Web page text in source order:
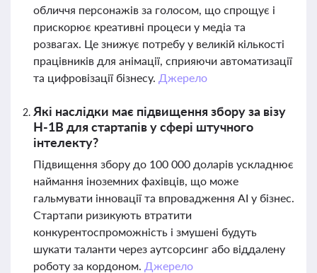
обличчя персонажів за голосом, що спрощує і
прискорює креативні процеси у медіа та
розвагах. Це знижує потребу у великій кількості
працівників для анімації, сприяючи автоматизації
та цифровізації бізнесу. Джерело
Які наслідки має підвищення збору за візу
H-1B для стартапів у сфері штучного
інтелекту?
Підвищення збору до 100 000 доларів ускладнює
наймання іноземних фахівців, що може
гальмувати інновації та впровадження АІ у бізнес.
Стартапи ризикують втратити
конкурентоспроможність і змушені будуть
шукати таланти через аутсорсинг або віддалену
роботу за кордоном. Джерело